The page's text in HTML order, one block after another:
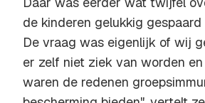
de kinderen gelukkig
De vraag was eigenlijk of wij
er zelf niet ziek van worden
waren de redenen